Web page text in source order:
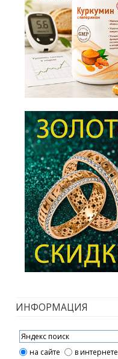
ИНФОРМАЦИЯ
на сайте в интернете